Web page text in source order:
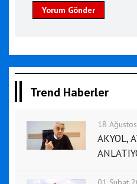
Yorum Gönder
Trend Haberler
18
AKYOL,